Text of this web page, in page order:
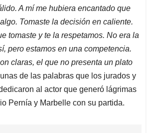
A mí me hubiera encantado que
Tomaste la decisión en caliente.
tomaste y te la respetamos. No era la
pero estamos en una competencia.
claras, el que no presenta un plato
de las palabras que los jurados y
al actor que generó lágrimas
Pernía y Marbelle con su partida.